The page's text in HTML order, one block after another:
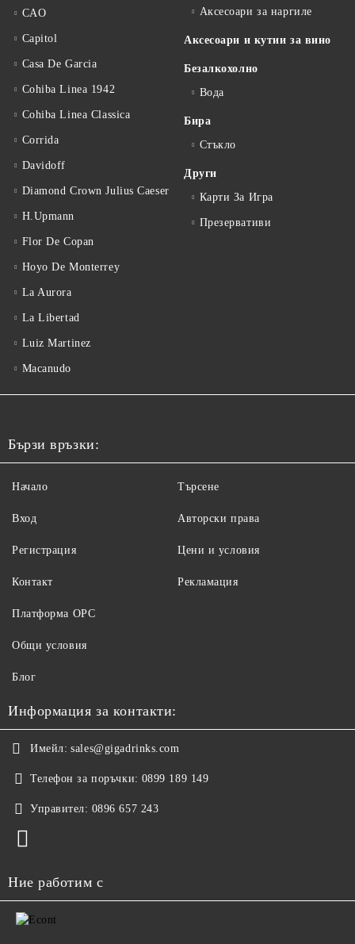
CAO
Capitol
Casa De Garcia
Cohiba Linea 1942
Cohiba Linea Classica
Corrida
Davidoff
Diamond Crown Julius Caeser
H.Upmann
Flor De Copan
Hoyo De Monterrey
La Aurora
La Libertad
Luiz Martinez
Macanudo
Аксесоари за наргиле
Аксесоари и кутии за вино
Безалкохолно
Вода
Бира
Стъкло
Други
Карти За Игра
Презервативи
Бързи връзки:
Начало
Вход
Регистрация
Контакт
Търсене
Авторски права
Цени и условия
Рекламация
Платформа ОРС
Общи условия
Блог
Информация за контакти:
Имейл: sales@gigadrinks.com
Телефон за поръчки: 0899 189 149
Управител: 0896 657 243
Ние работим с